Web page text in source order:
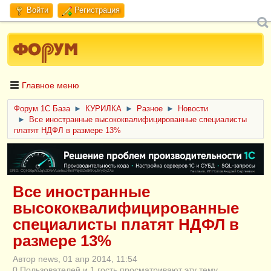
Войти Регистрация
Главное меню
Форум 1C База ► КУРИЛКА ► Разное ►
Новости
►
Все иностранные высококвалифицированные специалисты
платят НДФЛ в размере 13%
ERID: CQH36pWzJqVJD4xVLsnhcU4hVPNjkBZe8KKxjJiYySyZAz
Все иностранные
высококвалифицированные
специалисты платят НДФЛ в
размере 13%
Автор news, 01 апр 2014, 11:54